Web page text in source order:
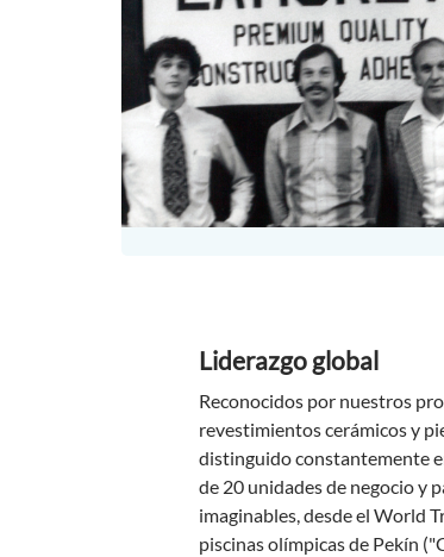
Liderazgo global
Reconocidos por nuestros
revestimientos cerámicos y
distinguido constantemente
de 20 unidades de negocio y
imaginables, desde el World
piscinas olímpicas de Pekín